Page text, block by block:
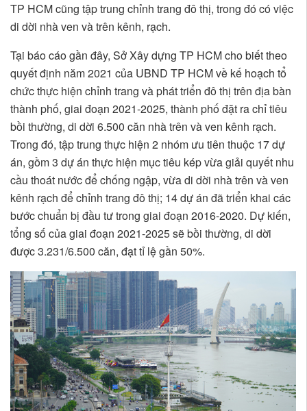
TP HCM cũng tập trung chỉnh trang đô thị, trong đó có việc
di dời nhà ven và trên kênh, rạch.
Tại báo cáo gần đây, Sở Xây dựng TP HCM cho biết theo
quyết định năm 2021 của UBND TP HCM về kế hoạch tổ
chức thực hiện chỉnh trang và phát triển đô thị trên địa bàn
thành phố, giai đoạn 2021-2025, thành phố đặt ra chỉ tiêu
bồi thường, di dời 6.500 căn nhà trên và ven kênh rạch.
Trong đó, tập trung thực hiện 2 nhóm ưu tiên thuộc 17 dự
án, gồm 3 dự án thực hiện mục tiêu kép vừa giải quyết nhu
cầu thoát nước để chống ngập, vừa di dời nhà trên và ven
kênh rạch để chỉnh trang đô thị; 14 dự án đã triển khai các
bước chuẩn bị đầu tư trong giai đoạn 2016-2020. Dự kiến,
tổng số của giai đoạn 2021-2025 sẽ bồi thường, di dời
được 3.231/6.500 căn, đạt tỉ lệ gần 50%.